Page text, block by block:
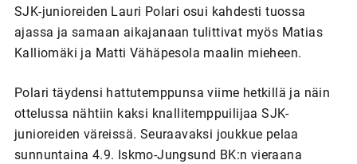
SJK-junioreiden Lauri Polari osui kahdesti tuossa
ajassa ja samaan aikajanaan tulittivat myös Matias
Kalliomäki ja Matti Vähäpesola maalin mieheen.
Polari täydensi hattutemppunsa viime hetkillä ja näin
ottelussa nähtiin kaksi knallitemppuilijaa SJK-
junioreiden väreissä. Seuraavaksi joukkue pelaa
sunnuntaina 4.9. Iskmo-Jungsund BK:n vieraana